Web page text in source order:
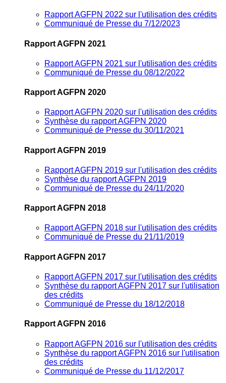
Rapport AGFPN 2022 sur l'utilisation des crédits
Communiqué de Presse du 7/12/2023
Rapport AGFPN 2021
Rapport AGFPN 2021 sur l'utilisation des crédits
Communiqué de Presse du 08/12/2022
Rapport AGFPN 2020
Rapport AGFPN 2020 sur l'utilisation des crédits
Synthèse du rapport AGFPN 2020
Communiqué de Presse du 30/11/2021
Rapport AGFPN 2019
Rapport AGFPN 2019 sur l'utilisation des crédits
Synthèse du rapport AGFPN 2019
Communiqué de Presse du 24/11/2020
Rapport AGFPN 2018
Rapport AGFPN 2018 sur l'utilisation des crédits
Communiqué de Presse du 21/11/2019
Rapport AGFPN 2017
Rapport AGFPN 2017 sur l'utilisation des crédits
Synthèse du rapport AGFPN 2017 sur l'utilisation
des crédits
Communiqué de Presse du 18/12/2018
Rapport AGFPN 2016
Rapport AGFPN 2016 sur l'utilisation des crédits
Synthèse du rapport AGFPN 2016 sur l'utilisation
des crédits
Communiqué de Presse du 11/12/2017